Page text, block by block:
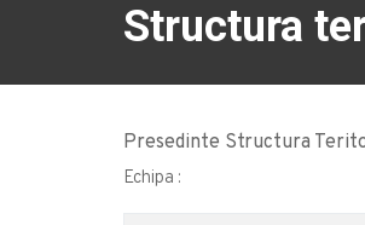
Structura
Presedinte Structura
Echipa :